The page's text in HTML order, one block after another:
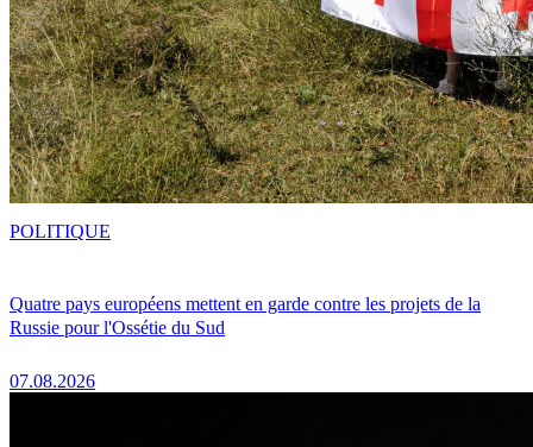
Quatre pays européens mettent en garde contre les projets de la
Russie pour l'Ossétie du Sud
07.08.2026
POLITIQUE